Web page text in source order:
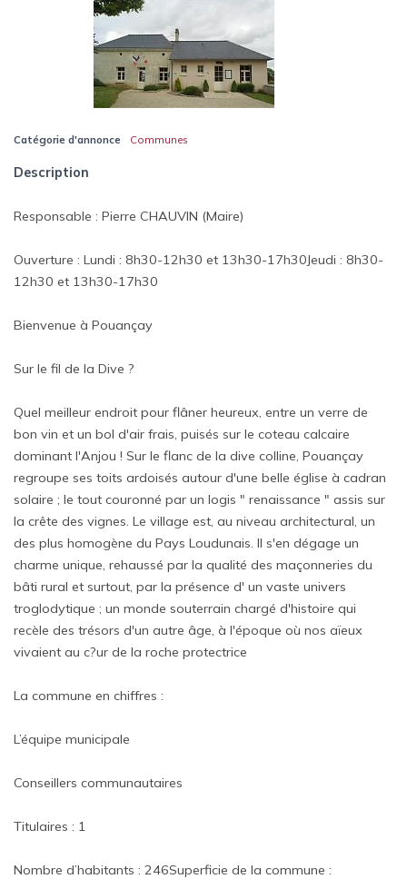
Catégorie d'annonce Communes
Description
Responsable : Pierre CHAUVIN (Maire)
Ouverture : Lundi : 8h30-12h30 et 13h30-17h30Jeudi : 8h30-
12h30 et 13h30-17h30
Bienvenue à Pouançay
Sur le fil de la Dive ?
Quel meilleur endroit pour flâner heureux, entre un verre de
bon vin et un bol d'air frais, puisés sur le coteau calcaire
dominant l'Anjou ! Sur le flanc de la dive colline, Pouançay
regroupe ses toits ardoisés autour d'une belle église à cadran
solaire ; le tout couronné par un logis " renaissance " assis sur
la crête des vignes. Le village est, au niveau architectural, un
des plus homogène du Pays Loudunais. Il s'en dégage un
charme unique, rehaussé par la qualité des maçonneries du
bâti rural et surtout, par la présence d' un vaste univers
troglodytique ; un monde souterrain chargé d'histoire qui
recèle des trésors d'un autre âge, à l'époque où nos aïeux
vivaient au c?ur de la roche protectrice
La commune en chiffres :
L’équipe municipale
Conseillers communautaires
Titulaires : 1
Nombre d’habitants : 246Superficie de la commune :